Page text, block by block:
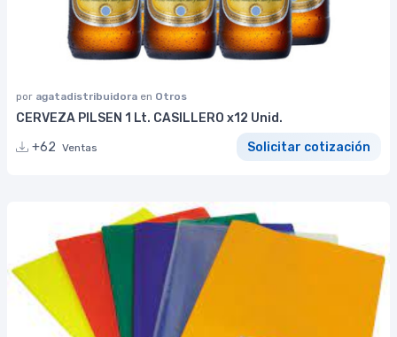
por agatadistribuidora en Otros
CERVEZA PILSEN 1 Lt. CASILLERO x12 Unid.
+62 Ventas Solicitar cotización